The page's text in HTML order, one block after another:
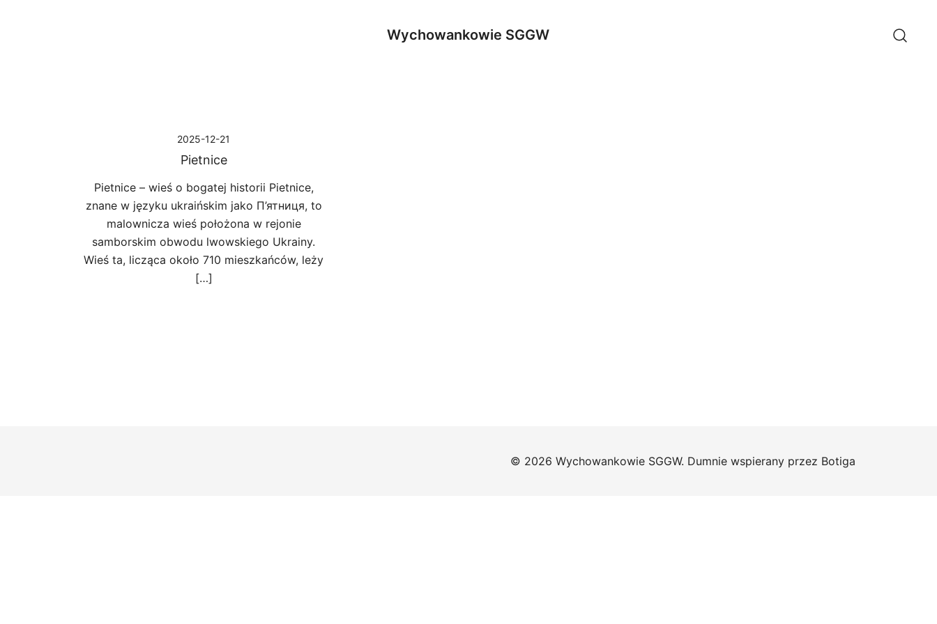
Wychowankowie SGGW
2025-12-21
Pietnice
Pietnice – wieś o bogatej historii Pietnice,
znane w języku ukraińskim jako П’ятниця, to
malownicza wieś położona w rejonie
samborskim obwodu lwowskiego Ukrainy.
Wieś ta, licząca około 710 mieszkańców, leży
[…]
© 2026 Wychowankowie SGGW. Dumnie wspierany przez Botiga